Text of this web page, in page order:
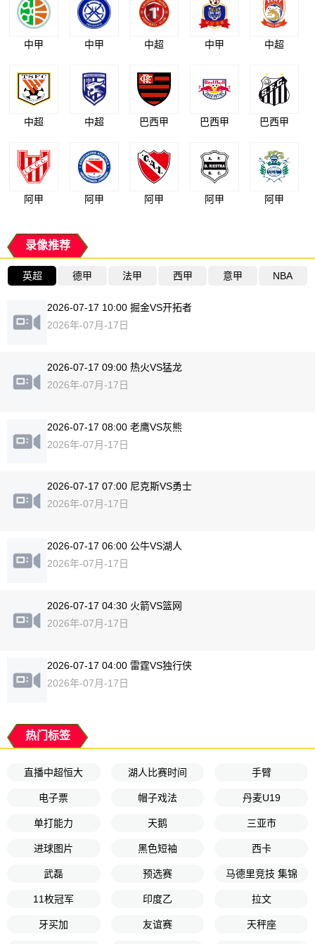
中甲 中甲 中超 中甲 中超
中超 中超 巴西甲 巴西甲 巴西甲
阿甲 阿甲 阿甲 阿甲 阿甲
录像推荐
英超 德甲 法甲 西甲 意甲 NBA
2026-07-17 10:00 掘金VS开拓者
2026年-07月-17日
2026-07-17 09:00 热火VS猛龙
2026年-07月-17日
2026-07-17 08:00 老鹰VS灰熊
2026年-07月-17日
2026-07-17 07:00 尼克斯VS勇士
2026年-07月-17日
2026-07-17 06:00 公牛VS湖人
2026年-07月-17日
2026-07-17 04:30 火箭VS篮网
2026年-07月-17日
2026-07-17 04:00 雷霆VS独行侠
2026年-07月-17日
热门标签
直播中超恒大 湖人比赛时间 手臂
电子票 帽子戏法 丹麦U19
单打能力 天鹅 三亚市
进球图片 黑色短袖 西卡
武磊 预选赛 马德里竞技 集锦
11枚冠军 印度乙 拉文
牙买加 友谊赛 天秤座